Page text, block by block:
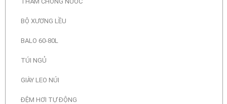
BỘ XƯƠNG LỀU
BALO 60-80L
TÚI NGỦ
GIÀY LEO NÚI
ĐỆM HƠI TỰ ĐỘNG